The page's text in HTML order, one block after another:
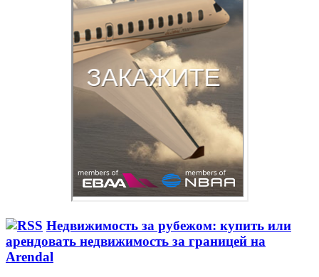
Недвижимость за рубежом: купить или
арендовать недвижимость за границей на
Arendal